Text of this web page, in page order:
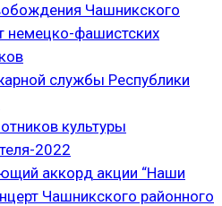
Чашникского
немецко-фашистских
службы Республики
культуры
2022
аккорд акции “Наши
Чашникского районного